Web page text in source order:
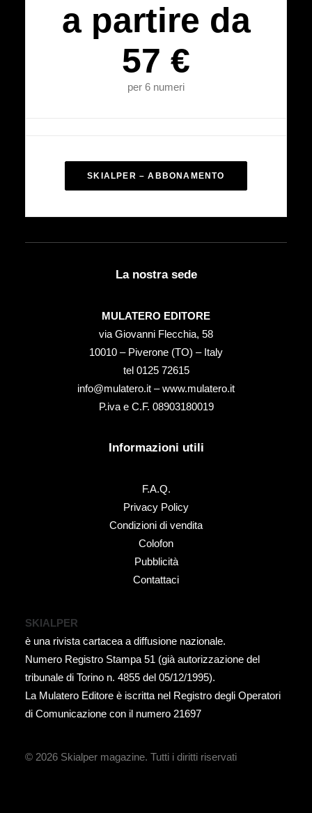
a partire da
57 €
per 6 numeri
SKIALPER – ABBONAMENTO
La nostra sede
MULATERO EDITORE
via Giovanni Flecchia, 58
10010 – Piverone (TO) – Italy
tel ‭0125 72615‬
info@mulatero.it –www.mulatero.it
P.iva e C.F. 08903180019
Informazioni utili
F.A.Q.
Privacy Policy
Condizioni di vendita
Colofon
Pubblicità
Contattaci
SKIALPER
è una rivista cartacea a diffusione nazionale.
Numero Registro Stampa 51 (già autorizzazione del
tribunale di Torino n. 4855 del 05/12/1995).
La Mulatero Editore è iscritta nel Registro degli Operatori
di Comunicazione con il numero 21697
© 2026 Skialper magazine. Tutti i diritti riservati